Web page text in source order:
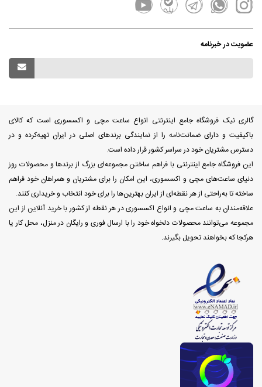
عضویت در خبرنامه
گالری نیک فروشگاه جامع اینترنتی انواع ساعت مچی و اکسسوری است که کالای
باکیفیت و دارای ضمانت‌نامه را از نمایندگی برندهای اصلی در ایران تهیه‌کرده و در
دسترس مشتریان خود در سراسر کشور قرار داده است.
این فروشگاه جامع اینترنتی با فراهم ساختن مجموعه‌ای بزرگ از برندها و محصولات روز
دنیای ساعت‌های مچی و اکسسوری، این امکان را برای مشتریان و همراهان خود فراهم
ساخته تا به‌راحتی از هر نقطه‌ای از ایران بهترین‌ها را برای خود انتخاب و خریداری کنند.
علاقه‌مندان به ساعت مچی و انواع اکسسوری در هر نقطه از کشور با خرید آنلاین از این
مجموعه می‌توانند محصولات دلخواه خود را با ارسال فوری و رایگان در منزل، محل کار یا
هرکجا که بخواهند تحویل بگیرند.